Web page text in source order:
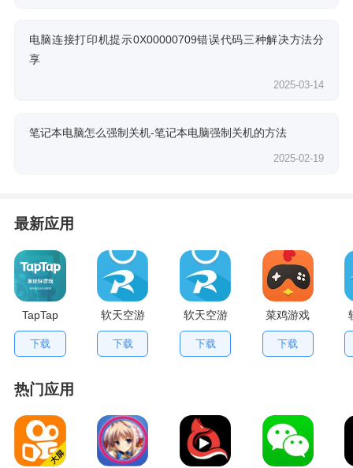
电脑连接打印机提示0X00000709错误代码三种解决方法分
享
2025-03-14
笔记本电脑怎么强制关机-笔记本电脑强制关机的方法
2025-02-19
最新应用
TapTap
V2.84.0
手机版
下载
软天空游
戏盒应用
下载
软天空游
戏大全
App
下载
菜鸡游戏
不用排队
版
下载
热门应用